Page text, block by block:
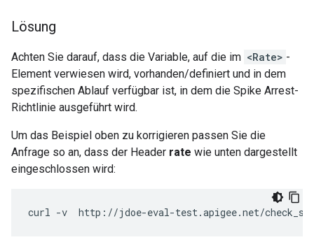
Lösung
Achten Sie darauf, dass die Variable, auf die im <Rate> -
Element verwiesen wird, vorhanden/definiert und in dem
spezifischen Ablauf verfügbar ist, in dem die Spike Arrest-
Richtlinie ausgeführt wird.
Um das Beispiel oben zu korrigieren passen Sie die
Anfrage so an, dass der Header rate wie unten dargestellt
eingeschlossen wird: